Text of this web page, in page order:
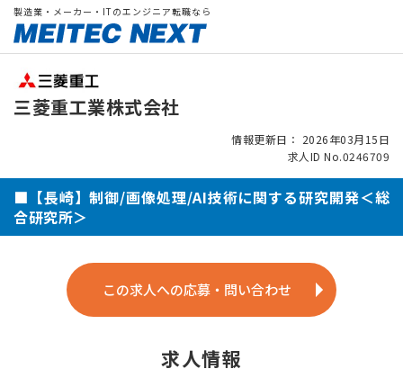
製造業・メーカー・ITのエンジニア転職なら
三菱重工業株式会社
情報更新日： 2026年03月15日
求人ID No.0246709
■【長崎】制御/画像処理/AI技術に関する研究開発＜総
合研究所＞
この求人への応募・問い合わせ
求人情報